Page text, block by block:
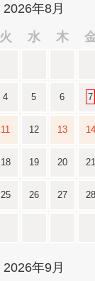
2026年8月
火 水 木
4 5 6 7
11 12 13 14
18 19 20 21
25 26 27 28
2026年9月